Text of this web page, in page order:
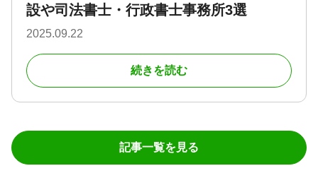
設や司法書士・行政書士事務所3選
2025.09.22
続きを読む
記事一覧を見る